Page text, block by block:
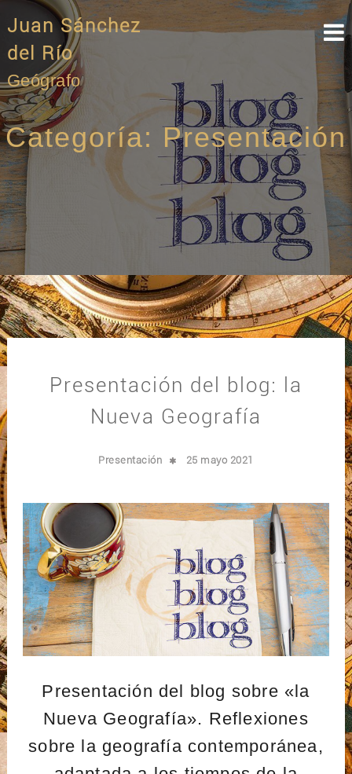
Juan Sánchez
del Río
Geógrafo
Categoría: Presentación
Presentación del blog: la
Nueva Geografía
Presentación 25 mayo 2021
Presentación del blog sobre «la
Nueva Geografía». Reflexiones
sobre la geografía contemporánea,